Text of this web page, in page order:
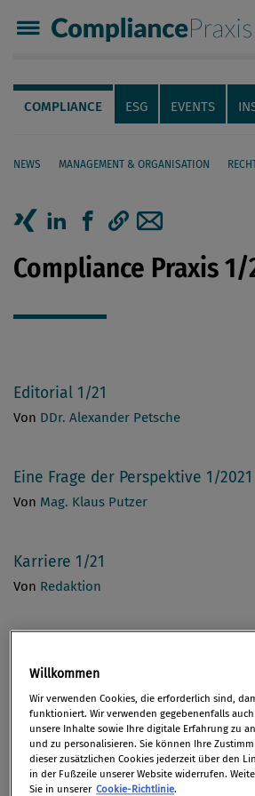
Compliance Praxis
Servicenavigation
Navigation
COMPLIANCE ESG EVENTS
NEWS MANAGEMENT & ORGANISATION
Seiteninhalt
Artikel auf Xing teilen
Artikel auf linkedIn
Artikel auf
Artikellink
Artikel per
Compliance Praxis 1/
Editorial 1/21
Von DDr. Alexander Petsche
Eine Frage der Perspektive 1/2021
Von Mag. Klaus Putzer
Karriere 1/21
Von Redaktion
Aktuelles & Meinung
US-Gesetz forciert Transparenz
Willkommen
Wir verwenden Cookies, die erforderlich sind,
funktioniert. Wir verwenden gegebenenfalls
unsere Inhalte sowie Ihre digitale Erfahrung zu
und zu personalisieren. Sie können Ihre
dieser zusätzlichen Cookies jederzeit über den
in der Fußzeile unserer Website widerrufen.
Sie in unserer Cookie-Richtlinie.